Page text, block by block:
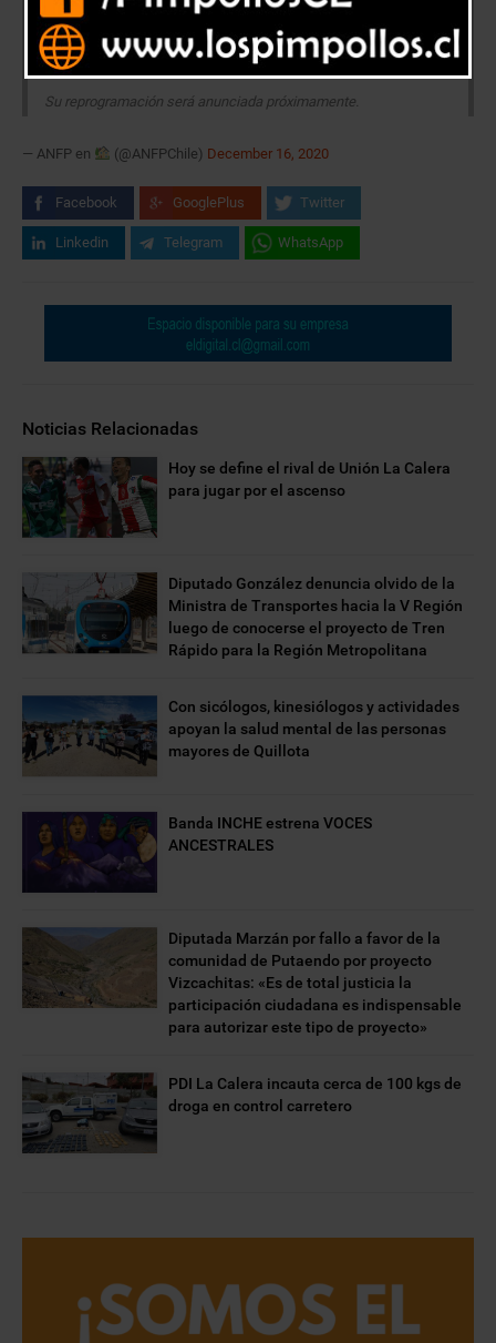
del#CampeonatoPlanVital: Cobresal – Unión La Calera (Fecha
24) y Unión La Calera – Deportes Iquique (Fecha 25).
Su reprogramación será anunciada próximamente.
— ANFP en (@ANFPChile) December 16, 2020
Facebook GooglePlus Twitter
Linkedin Telegram WhatsApp
Noticias Relacionadas
Hoy se define el rival de Unión La Calera
para jugar por el ascenso
Diputado González denuncia olvido de la
Ministra de Transportes hacia la V Región
luego de conocerse el proyecto de Tren
Rápido para la Región Metropolitana
Con sicólogos, kinesiólogos y actividades
apoyan la salud mental de las personas
mayores de Quillota
Banda INCHE estrena VOCES
ANCESTRALES
Diputada Marzán por fallo a favor de la
comunidad de Putaendo por proyecto
Vizcachitas: «Es de total justicia la
participación ciudadana es indispensable
para autorizar este tipo de proyecto»
PDI La Calera incauta cerca de 100 kgs de
droga en control carretero